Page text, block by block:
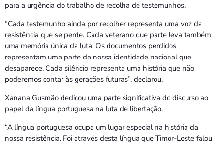
para a urgência do trabalho de recolha de testemunhos.
“Cada testemunho ainda por recolher representa uma voz da
resistência que se perde. Cada veterano que parte leva também
uma memória única da luta. Os documentos perdidos
representam uma parte da nossa identidade nacional que
desaparece. Cada silêncio representa uma história que não
poderemos contar às gerações futuras”, declarou.
Xanana Gusmão dedicou uma parte significativa do discurso ao
papel da língua portuguesa na luta de libertação.
“A língua portuguesa ocupa um lugar especial na história da
nossa resistência. Foi através desta língua que Timor-Leste falou